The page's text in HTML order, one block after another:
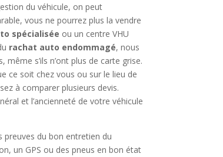
du véhicule, on peut
vous ne pourrez plus la vendre
spécialisée ou un centre VHU
rachat auto endommagé, nous
s’ils n’ont plus de carte grise.
ce soit chez vous ou sur le lieu de
à comparer plusieurs devis.
et l’ancienneté de votre véhicule
du bon entretien du
un GPS ou des pneus en bon état